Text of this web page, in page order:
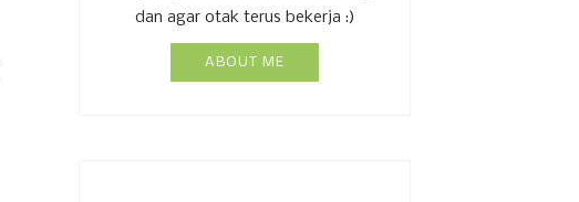
dan agar otak terus bekerja :)
ABOUT ME